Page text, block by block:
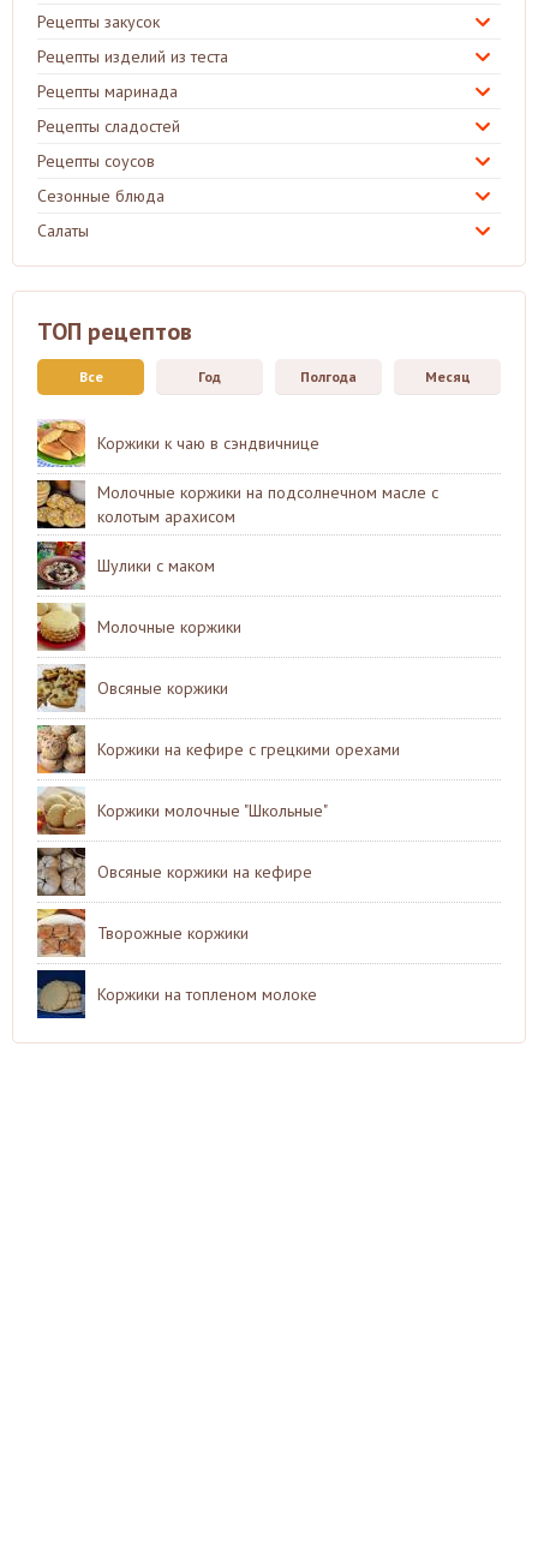
Рецепты закусок
Рецепты изделий из теста
Рецепты маринада
Рецепты сладостей
Рецепты соусов
Сезонные блюда
Салаты
ТОП рецептов
Все Год Полгода Месяц
Коржики к чаю в сэндвичнице
Молочные коржики на подсолнечном масле с
колотым арахисом
Шулики с маком
Молочные коржики
Овсяные коржики
Коржики на кефире с грецкими орехами
Коржики молочные "Школьные"
Овсяные коржики на кефире
Творожные коржики
Коржики на топленом молоке